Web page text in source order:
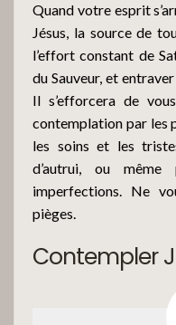
Quand votre esprit
Jésus, la source de
l’effort constant de
du Sauveur, et
Il s’efforcera de
contemplation par les
les soins et les
d’autrui, ou
imperfections. Ne
pièges.
Contempler